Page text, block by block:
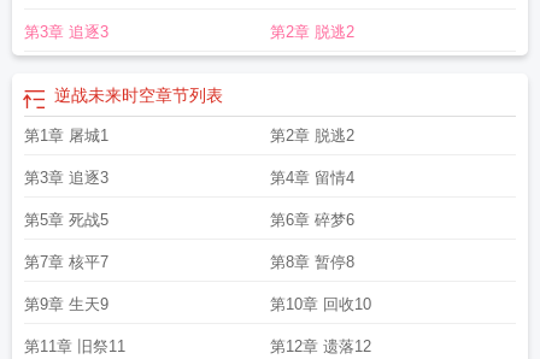
第3章 追逐3 第2章 脱逃2
逆战未来时空章节列表
第1章 屠城1 第2章 脱逃2
第3章 追逐3 第4章 留情4
第5章 死战5 第6章 碎梦6
第7章 核平7 第8章 暂停8
第9章 生天9 第10章 回收10
第11章 旧祭11 第12章 遗落12